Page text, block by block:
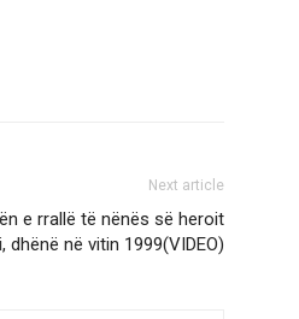
Next article
e rrallë të nënës së heroit
dhënë në vitin 1999(VIDEO)